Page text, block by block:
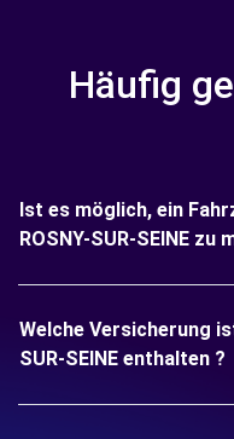
Häufig
Ist es möglich, ein
ROSNY-SUR-SEINE zu
Welche Versicherung
SUR-SEINE enthalten ?